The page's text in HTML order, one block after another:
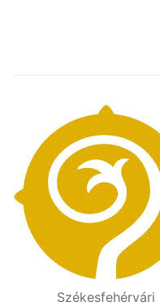
Székesfehérvári